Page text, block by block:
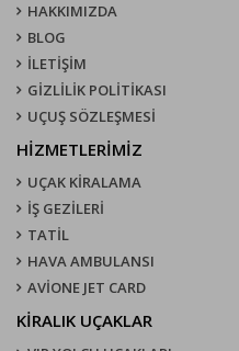
HAKKIMIZDA
BLOG
İLETİŞİM
GİZLİLİK POLİTİKASI
UÇUŞ SÖZLEŞMESI
HİZMETLERİMİZ
UÇAK KIRALAMA
İŞ GEZİLERİ
TATİL
HAVA AMBULANSI
AVİONE JET CARD
KIRALIK UÇAKLAR